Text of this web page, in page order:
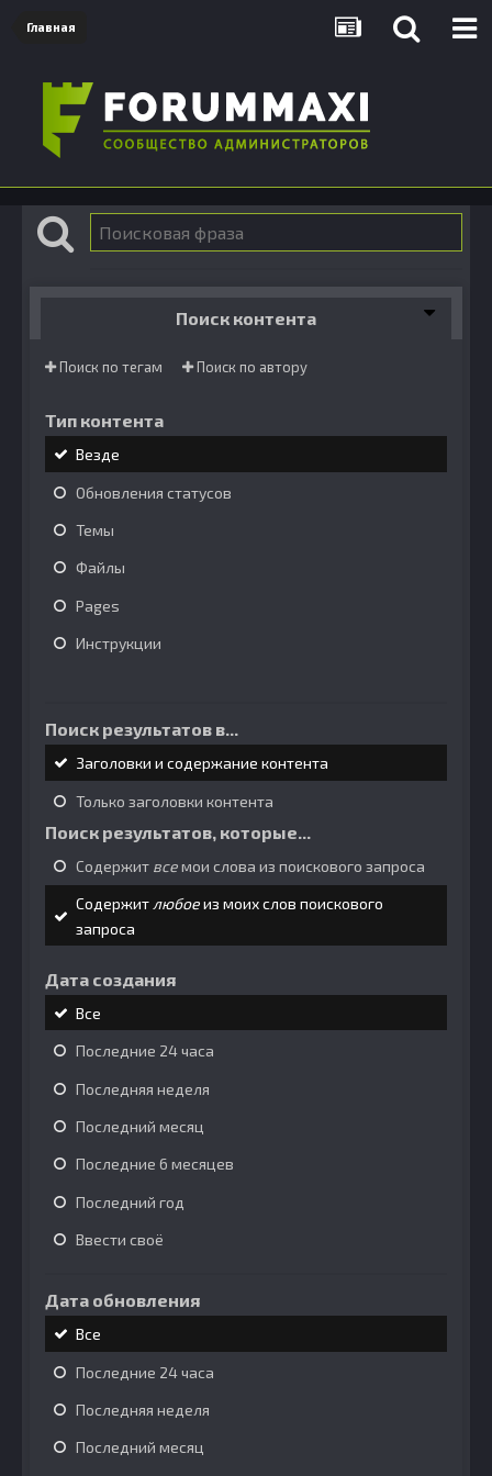
Главная
Поиск контента
Поиск по тегам Поиск по автору
Тип контента
Везде
Обновления статусов
Темы
Файлы
Pages
Инструкции
Поиск результатов в...
Заголовки и содержание контента
Только заголовки контента
Поиск результатов, которые...
Содержит всемои слова из поискового запроса
Содержитлюбоеиз моих слов поискового
запроса
Дата создания
Все
Последние 24 часа
Последняя неделя
Последний месяц
Последние 6 месяцев
Последний год
Ввести своё
Дата обновления
Все
Последние 24 часа
Последняя неделя
Последний месяц